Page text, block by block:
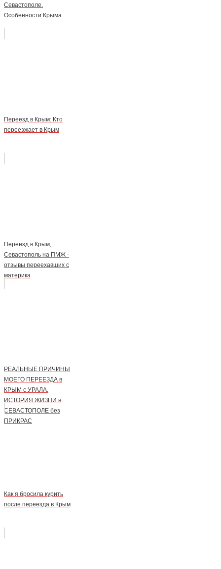
Севастополе.
Особенности Крыма
Переезд в Крым: Кто
переезжает в Крым
Переезд в Крым,
Севастополь на ПМЖ -
отзывы переехавших с
материка
РЕАЛЬНЫЕ ПРИЧИНЫ
МОЕГО ПЕРЕЕЗДА в
КРЫМ с УРАЛА.
ИСТОРИЯ ЖИЗНИ в
СЕВАСТОПОЛЕ без
ПРИКРАС
Как я бросила курить
после переезда в Крым